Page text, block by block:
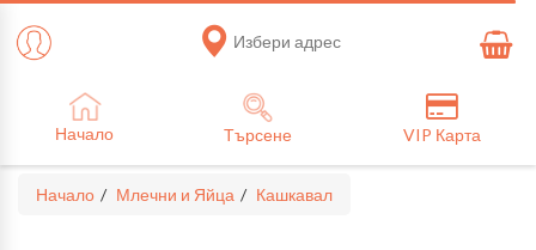
Избери адрес
Начало Търсене VIP Карта
Начало Млечни и Яйца Кашкавал